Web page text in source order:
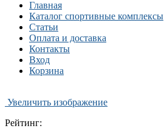
Главная
Каталог спортивные комплексы
Статьи
Оплата и доставка
Контакты
Вход
Корзина
Увеличить изображение
Рейтинг: